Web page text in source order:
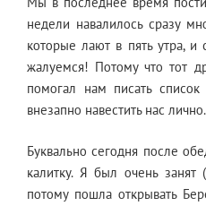
недели навалилось сразу
которые лают в пять утра,
жалуемся! Потому что тот
помогал нам писать
внезапно навестить нас лично.
Буквально сегодня после
калитку. Я был очень
потому пошла открывать